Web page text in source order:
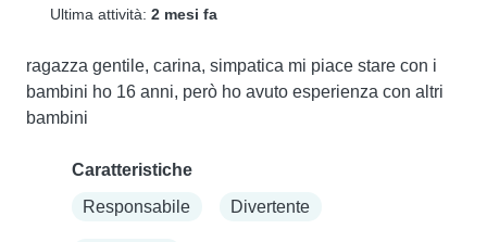
Ultima attività: 2 mesi fa
ragazza gentile, carina, simpatica mi piace stare con i
bambini ho 16 anni, però ho avuto esperienza con altri
bambini
Caratteristiche
Responsabile
Divertente